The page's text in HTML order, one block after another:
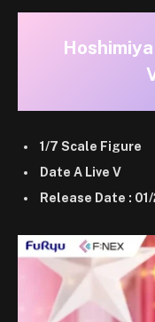
1/7 Scale Figure
Date A Live V
Release Date :